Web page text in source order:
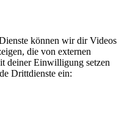
können wir dir Videos
die von externen
deiner Einwilligung setzen
Drittdienste ein: